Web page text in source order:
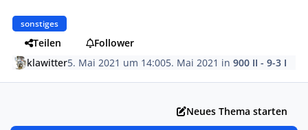
sonstiges
Teilen
Follower
klawitter5. Mai 2021 um 14:005. Mai 2021 in900 II - 9-3 I
Neues Thema starten